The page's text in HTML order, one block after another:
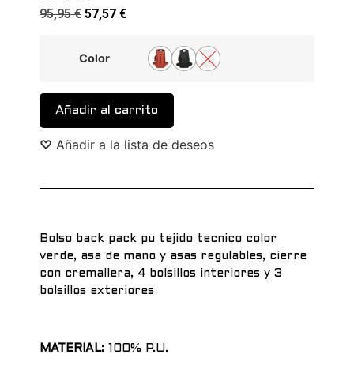
95,95€ 57,57 €
Color
Añadir al carrito
♡ Añadir a la lista de deseos
Bolso back pack pu tejido tecnico color
verde, asa de mano y asas regulables, cierre
con cremallera, 4 bolsillos interiores y 3
bolsillos exteriores
MATERIAL: 100% P.U.